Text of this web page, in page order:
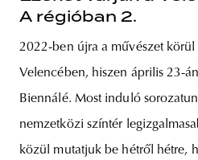
A régióban 2.
2022-ben újra a művészet
Velencében, hiszen április 23-
Biennálé. Most induló
nemzetközi színtér
közül mutatjuk be hétről hétre,